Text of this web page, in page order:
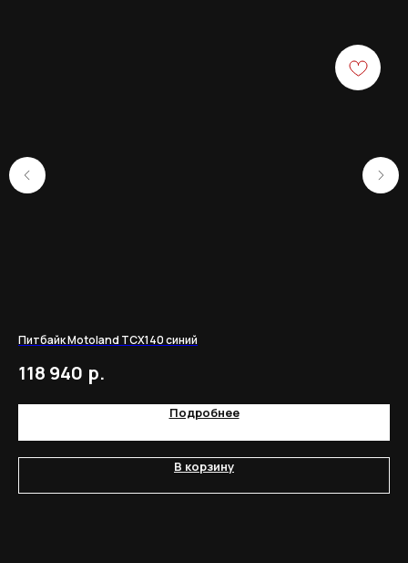
Питбайк Motoland TCX140 синий
118 940 р.
Подробнее
В корзину